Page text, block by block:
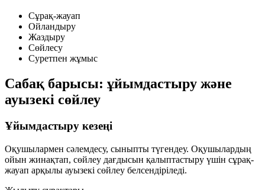
Сұрақ-жауап
Ойландыру
Жаздыру
Сөйлесу
Суретпен жұмыс
Сабақ барысы: ұйымдастыру және
ауызекі сөйлеу
Ұйымдастыру кезеңі
Оқушылармен сәлемдесу, сыныпты түгендеу. Оқушылардың
ойын жинақтап, сөйлеу дағдысын қалыптастыру үшін сұрақ-
жауап арқылы ауызекі сөйлеу белсендіріледі.